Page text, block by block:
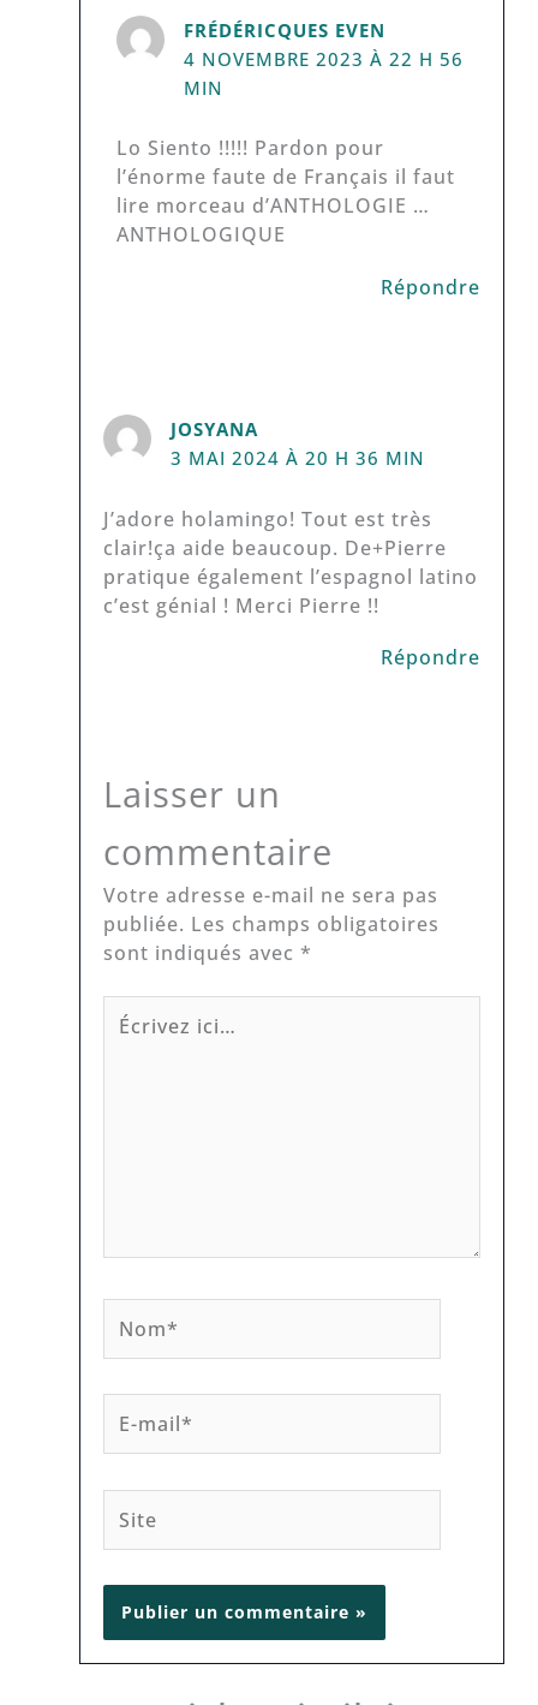
FRÉDÉRICQUES EVEN
4 NOVEMBRE 2023 À 22 H 56
MIN
Lo Siento !!!!! Pardon pour
l’énorme faute de Français il faut
lire morceau d’ANTHOLOGIE …
ANTHOLOGIQUE
Répondre
JOSYANA
3 MAI 2024 À 20 H 36 MIN
J’adore holamingo! Tout est très
clair!ça aide beaucoup. De+Pierre
pratique également l’espagnol latino
c’est génial ! Merci Pierre !!
Répondre
Laisser un
commentaire
Votre adresse e-mail ne sera pas
publiée. Les champs obligatoires
sont indiqués avec *
Écrivez
ici…
mail*